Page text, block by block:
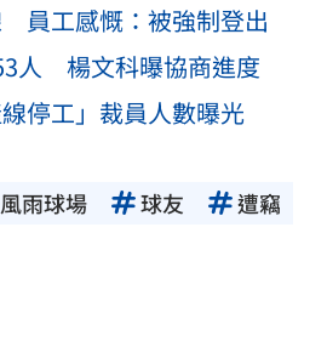
員工感慨：被強制登出
人 楊文科曝協商進度
停工」裁員人數曝光
雨球場 球友 遭竊